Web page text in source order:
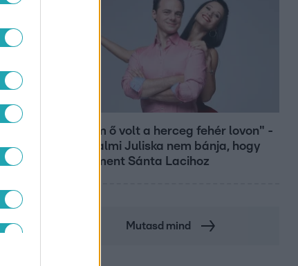
"Nekem ő volt a herceg fehér lovon" -
Széphalmi Juliska nem bánja, hogy
hozzáment Sánta Lacihoz
Mutasd mind